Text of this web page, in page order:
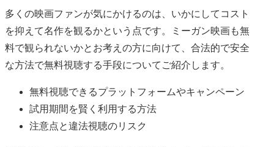
多くの映画ファンが気にかけるのは、いかにしてコスト
を抑えて名作を観るかという点です。ミーガン映画も無
料で観られないかとお考えの方に向けて、合法的で安全
な方法で無料視聴する手段についてご紹介します。
無料視聴できるプラットフォームやキャンペーン
試用期間を賢く利用する方法
注意点と違法視聴のリスク